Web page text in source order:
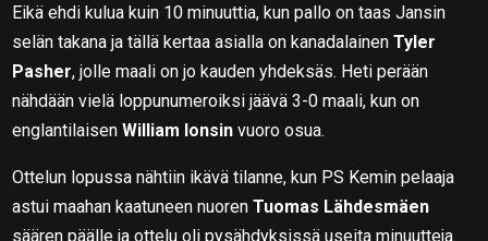
Eikä ehdi kulua kuin 10 minuuttia, kun pallo on taas Jansin
selän takana ja tällä kertaa asialla on kanadalainenTyler
Pasher, jolle maali on jo kauden yhdeksäs. Heti perään
nähdään vielä loppunumeroiksi jäävä 3-0 maali, kun on
englantilaisenWilliam Ionsin vuoro osua.
Ottelun lopussa nähtiin ikävä tilanne, kun PS Kemin pelaaja
astui maahan kaatuneen nuorenTuomas Lähdesmäen
säären päälle ja ottelu oli pysähdyksissä useita minuutteja.